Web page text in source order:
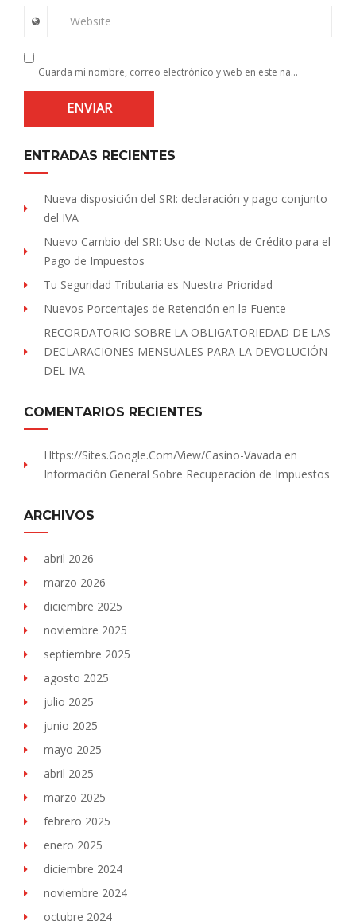
Website
Guarda mi nombre, correo electrónico y web en este navegador para la próxima vez que comente.
ENTRADAS RECIENTES
Nueva disposición del SRI: declaración y pago conjunto
del IVA
Nuevo Cambio del SRI: Uso de Notas de Crédito para el
Pago de Impuestos
Tu Seguridad Tributaria es Nuestra Prioridad
Nuevos Porcentajes de Retención en la Fuente
RECORDATORIO SOBRE LA OBLIGATORIEDAD DE LAS
DECLARACIONES MENSUALES PARA LA DEVOLUCIÓN
DEL IVA
COMENTARIOS RECIENTES
Https://sites.Google.com/view/Casino-Vavada en
Información General Sobre Recuperación de Impuestos
ARCHIVOS
abril 2026
marzo 2026
diciembre 2025
noviembre 2025
septiembre 2025
agosto 2025
julio 2025
junio 2025
mayo 2025
abril 2025
marzo 2025
febrero 2025
enero 2025
diciembre 2024
noviembre 2024
octubre 2024